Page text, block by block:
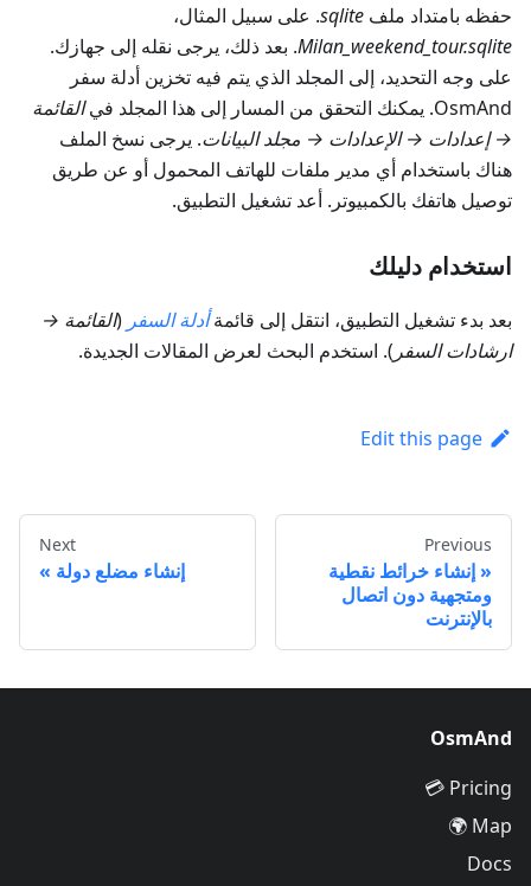
حفظه بامتداد ملف sqlite. على سبيل المثال،
Milan_weekend_tour.sqlite. بعد ذلك، يرجى نقله إلى جهازك.
على وجه التحديد، إلى المجلد الذي يتم فيه تخزين أدلة سفر
OsmAnd. يمكنك التحقق من المسار إلى هذا المجلد في
القائمة
→ إعدادات → الإعدادات → مجلد البيانات. يرجى نسخ الملف
هناك باستخدام أي مدير ملفات للهاتف المحمول أو عن طريق
توصيل هاتفك بالكمبيوتر. أعد تشغيل التطبيق.
استخدام دليلك
بعد بدء تشغيل التطبيق، انتقل إلى قائمةأدلة السفر (القائمة →
ارشادات السفر ). استخدم البحث لعرض المقالات الجديدة.
Edit this page
Previous
إنشاء خرائط نقطية
ومتجهية دون اتصال
بالإنترنت
Next
إنشاء مضلع دولة
OsmAnd
Pricing 💳
Map 🌍
Docs